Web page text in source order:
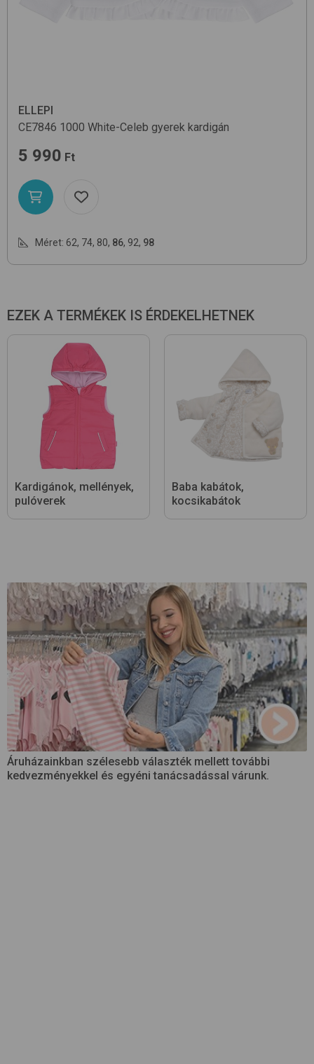
ELLEPI
CE7846 1000 White-Celeb gyerek kardigán
5 990 Ft
Méret: 62, 74, 80, 86, 92, 98
EZEK A TERMÉKEK IS ÉRDEKELHETNEK
Kardigánok, mellények,
pulóverek
Baba kabátok,
kocsikabátok
Áruházainkban szélesebb választék mellett további
kedvezményekkel és egyéni tanácsadással várunk.